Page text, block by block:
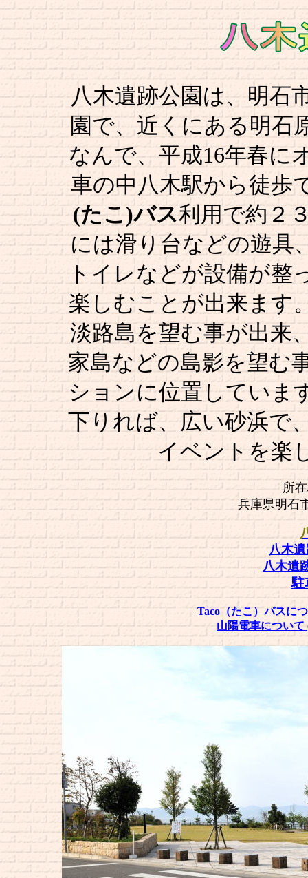
八木遺跡公園は、明石
園で、近くにある明石
なんで、平成16年春
車の中八木駅から徒歩
(たこ)バス利用で約２
には滑り台などの遊具
トイレなどが設備が整
楽しむことが出来ま
淡路島を望む事が出来
家島などの島影を望む
ションに位置してい
下りれば、広い砂浜で
イベントを楽
所
兵庫県明石
八木
八木遺
駐
Taco（たこ）バスに
山陽電車について